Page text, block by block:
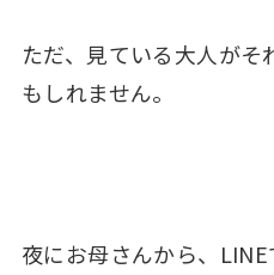
ただ、見ている大人が
もしれません。
夜にお母さんから、